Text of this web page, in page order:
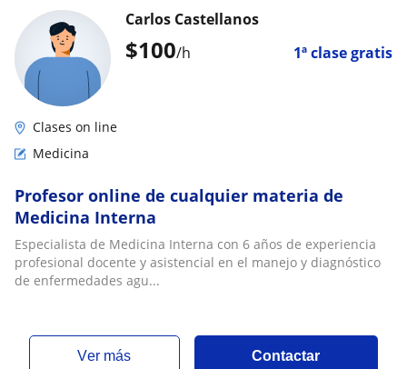
$100/h 1ª clase gratis
Carlos Castellanos
Clases on line
Medicina
Profesor online de cualquier materia de
Medicina Interna
Especialista de Medicina Interna con 6 años de experiencia
profesional docente y asistencial en el manejo y diagnóstico
de enfermedades agu...
ver más Contactar